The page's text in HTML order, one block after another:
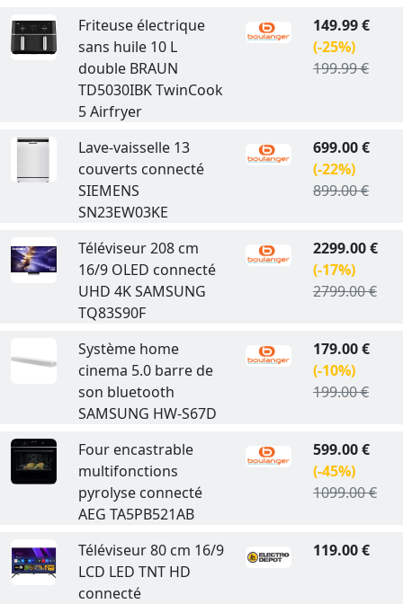
Friteuse électrique
sans huile 10 L
double BRAUN
TD5030IBK TwinCook
5 Airfryer
149.99 €
(-25%)
199.99 €
Lave-vaisselle 13
couverts connecté
SIEMENS
SN23EW03KE
699.00 €
(-22%)
899.00 €
Téléviseur 208 cm
16/9 OLED connecté
UHD 4K SAMSUNG
TQ83S90F
2299.00 €
(-17%)
2799.00 €
Système home
cinema 5.0 barre de
son bluetooth
SAMSUNG HW-S67D
179.00 €
(-10%)
199.00 €
Four encastrable
multifonctions
pyrolyse connecté
AEG TA5PB521AB
599.00 €
(-45%)
1099.00 €
Téléviseur 80 cm 16/9
LCD LED TNT HD
connecté
119.00 €